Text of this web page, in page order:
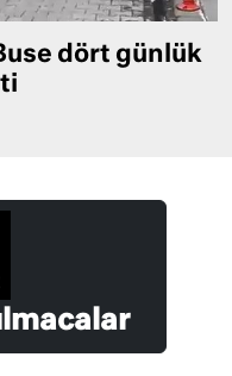
dört günlük